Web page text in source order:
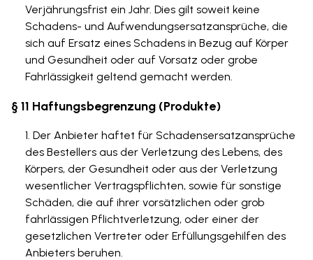
Verjährungsfrist ein Jahr. Dies gilt soweit keine
Schadens- und Aufwendungsersatzansprüche, die
sich auf Ersatz eines Schadens in Bezug auf Körper
und Gesundheit oder auf Vorsatz oder grobe
Fahrlässigkeit geltend gemacht werden.
§ 11 Haftungsbegrenzung (Produkte)
Der Anbieter haftet für Schadensersatzansprüche
des Bestellers aus der Verletzung des Lebens, des
Körpers, der Gesundheit oder aus der Verletzung
wesentlicher Vertragspflichten, sowie für sonstige
Schäden, die auf ihrer vorsätzlichen oder grob
fahrlässigen Pflichtverletzung, oder einer der
gesetzlichen Vertreter oder Erfüllungsgehilfen des
Anbieters beruhen.